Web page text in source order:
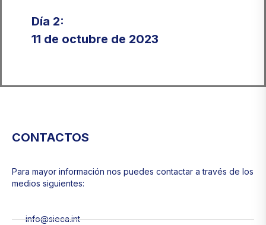
Día 2:
11 de octubre de 2023
CONTACTOS
Para mayor información nos puedes contactar a través de los
medios siguientes:
info@sieca.int